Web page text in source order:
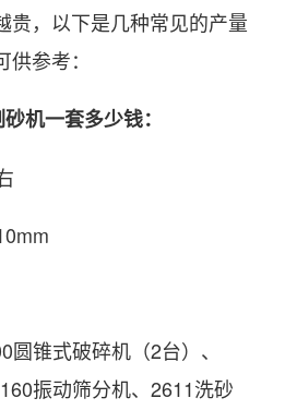
贵，以下是几种常见的产量
参考：
机一套多少钱：
锥式破碎机（2台）、
振动筛分机、2611洗砂